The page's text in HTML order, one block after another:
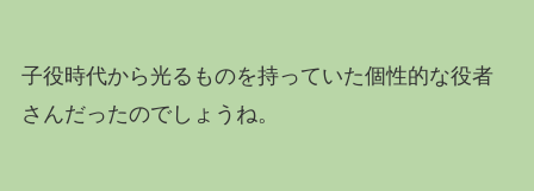
子役時代から光るものを持っていた個性的な役者
さんだったのでしょうね。